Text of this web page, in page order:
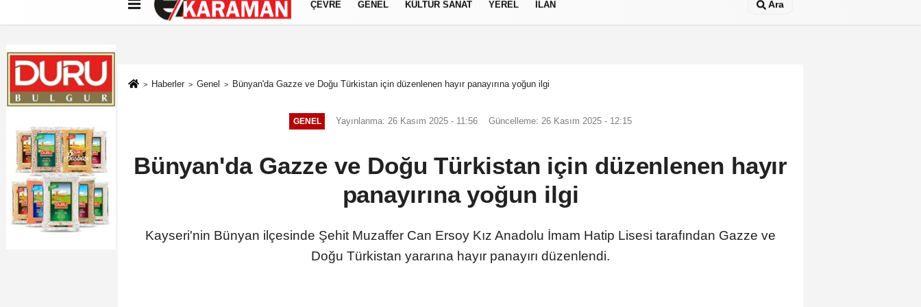
Künye İletişim Çerez Politikası Gizlilik İlkeleri
ÇEVRE GENEL KÜLTÜR SANAT YEREL İLAN Ara
Haberler Genel Bünyan'da Gazze ve Doğu Türkistan için düzenlenen hayır panayırına yoğun ilgi
GENEL Yayınlanma: 26 Kasım 2025 - 11:56 Güncelleme: 26 Kasım 2025 - 12:15
Bünyan'da Gazze ve Doğu Türkistan için düzenlenen hayır
panayırına yoğun ilgi
Kayseri'nin Bünyan ilçesinde Şehit Muzaffer Can Ersoy Kız Anadolu İmam Hatip Lisesi tarafından Gazze ve
Doğu Türkistan yararına hayır panayırı düzenlendi.